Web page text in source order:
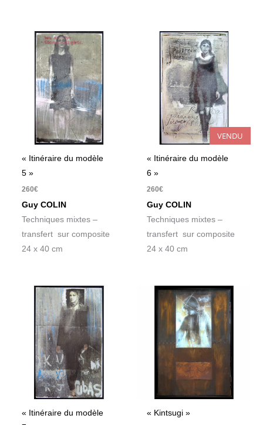
« Itinéraire du modèle
5 »
260€
Guy COLIN
Techniques mixtes –
transfert sur composite
24 x 40 cm
VENDU
« Itinéraire du modèle
6 »
260€
Guy COLIN
Techniques mixtes –
transfert sur composite
24 x 40 cm
« Itinéraire du modèle
« Kintsugi »